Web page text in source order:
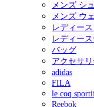
メンズ シ
メンズ ウ
レディー
レディー
バッグ
アクセサリ
adidas
FILA
le coq
Reebok